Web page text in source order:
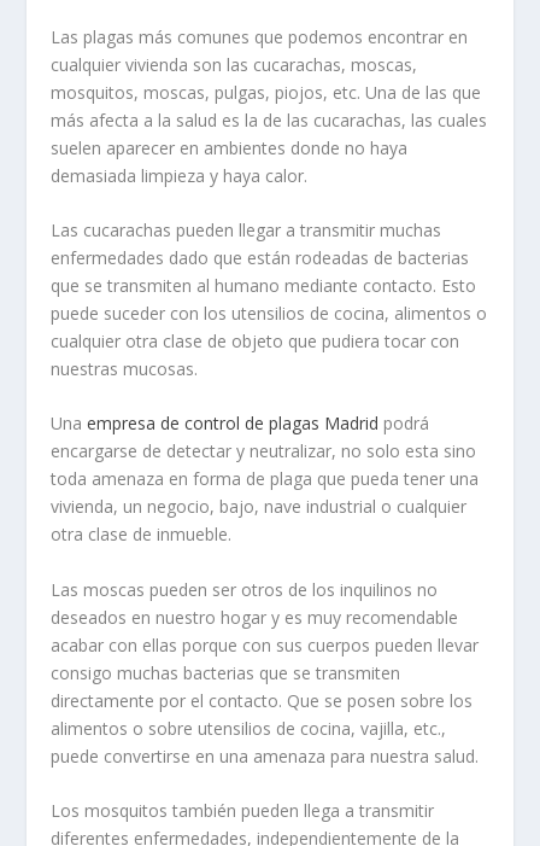
Las plagas más comunes que podemos encontrar en
cualquier vivienda son las cucarachas, moscas,
mosquitos, moscas, pulgas, piojos, etc. Una de las que
más afecta a la salud es la de las cucarachas, las cuales
suelen aparecer en ambientes donde no haya
demasiada limpieza y haya calor.
Las cucarachas pueden llegar a transmitir muchas
enfermedades dado que están rodeadas de bacterias
que se transmiten al humano mediante contacto. Esto
puede suceder con los utensilios de cocina, alimentos o
cualquier otra clase de objeto que pudiera tocar con
nuestras mucosas.
Unaempresa de control de plagas Madrid podrá
encargarse de detectar y neutralizar, no solo esta sino
toda amenaza en forma de plaga que pueda tener una
vivienda, un negocio, bajo, nave industrial o cualquier
otra clase de inmueble.
Las moscas pueden ser otros de los inquilinos no
deseados en nuestro hogar y es muy recomendable
acabar con ellas porque con sus cuerpos pueden llevar
consigo muchas bacterias que se transmiten
directamente por el contacto. Que se posen sobre los
alimentos o sobre utensilios de cocina, vajilla, etc.,
puede convertirse en una amenaza para nuestra salud.
Los mosquitos también pueden llega a transmitir
diferentes enfermedades, independientemente de la